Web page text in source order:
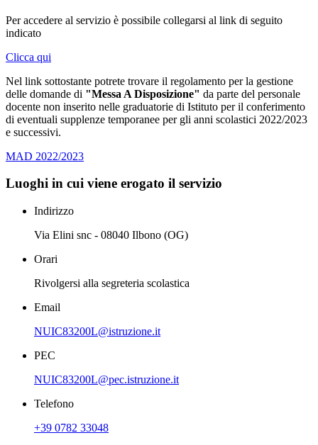
Per accedere al servizio è possibile collegarsi al link di seguito
indicato
Clicca qui
Nel link sottostante potrete trovare il regolamento per la gestione
delle domande di "Messa A Disposizione" da parte del personale
docente non inserito nelle graduatorie di Istituto per il conferimento
di eventuali supplenze temporanee per gli anni scolastici 2022/2023
e successivi.
MAD 2022/2023
Luoghi in cui viene erogato il servizio
Indirizzo
Via Elini snc - 08040 Ilbono (OG)
Orari
Rivolgersi alla segreteria scolastica
Email
NUIC83200L@istruzione.it
PEC
NUIC83200L@pec.istruzione.it
Telefono
+39 0782 33048